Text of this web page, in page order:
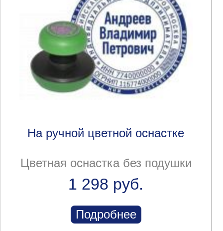
На ручной цветной оснастке
Цветная оснастка без подушки
1 298 руб.
Подробнее